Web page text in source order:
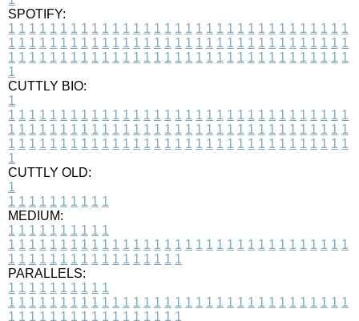
SPOTIFY:
1 1 1 1 1 1 1 1 1 1 1 1 1 1 1 1 1 1 1 1 1 1 1 1 1 1 1 1 1 1 1 1 1
1 1 1 1 1 1 1 1 1 1 1 1 1 1 1 1 1 1 1 1 1 1 1 1 1 1 1 1 1 1 1 1 1
1 1 1 1 1 1 1 1 1 1 1 1 1 1 1 1 1 1 1 1 1 1 1 1 1 1 1 1 1 1 1 1 1
1
CUTTLY BIO:
1
1 1 1 1 1 1 1 1 1 1 1 1 1 1 1 1 1 1 1 1 1 1 1 1 1 1 1 1 1 1 1 1 1
1 1 1 1 1 1 1 1 1 1 1 1 1 1 1 1 1 1 1 1 1 1 1 1 1 1 1 1 1 1 1 1 1
1 1 1 1 1 1 1 1 1 1 1 1 1 1 1 1 1 1 1 1 1 1 1 1 1 1 1 1 1 1 1 1 1
1
CUTTLY OLD:
1
1 1 1 1 1 1 1 1 1 1
MEDIUM:
1 1 1 1 1 1 1 1 1 1
1 1 1 1 1 1 1 1 1 1 1 1 1 1 1 1 1 1 1 1 1 1 1 1 1 1 1 1 1 1 1 1 1
1 1 1 1 1 1 1 1 1 1 1 1 1 1 1 1 1
PARALLELS:
1 1 1 1 1 1 1 1 1 1
1 1 1 1 1 1 1 1 1 1 1 1 1 1 1 1 1 1 1 1 1 1 1 1 1 1 1 1 1 1 1 1 1
1 1 1 1 1 1 1 1 1 1 1 1 1 1 1 1 1